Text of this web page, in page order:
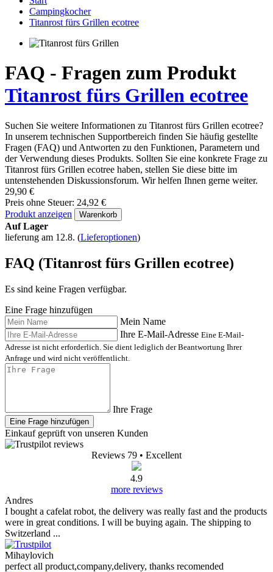
Campingkocher
Titanrost fürs Grillen ecotree
FAQ - Fragen zum Produkt
Titanrost fürs Grillen ecotree
Suchen Sie weitere Informationen zu Titanrost fürs Grillen ecotree?
In unserem technischen Supportbereich finden Sie häufig gestellte
Fragen (FAQ) und Antworten zu den Funktionen, Parametern und
der Verwendung dieses Produkts. Sollten Sie eine konkrete Frage zu
Titanrost fürs Grillen ecotree haben, stellen Sie diese bitte im
untenstehenden Diskussionsforum. Wir helfen Ihnen gerne weiter.
29,90 €
Preis ohne Steuer: 24,92 €
Produkt anzeigen
Warenkorb
Auf Lager
lieferung am 12.8. (Lieferoptionen)
FAQ (Titanrost fürs Grillen ecotree)
Es sind keine Fragen verfügbar.
Eine Frage hinzufügen
Mein Name
Ihre E-Mail-Adresse Eine E-Mail-
Adresse ist nicht erforderlich. Sie dient lediglich der Beantwortung Ihrer
Anfrage und wird nicht veröffentlicht.
Ihre Frage
Eine Frage hinzufügen
Einkauf geprüft von unseren Kunden
Reviews 79 • Excellent
4.9
more reviews
Andres
I bought a cafelat robot, the delivery was really fast and the products
were in great conditions. I will be buying again. The shipping to
Switzerland ...
Mihaylovich
perfect all product,company,delivery, thanks recomended